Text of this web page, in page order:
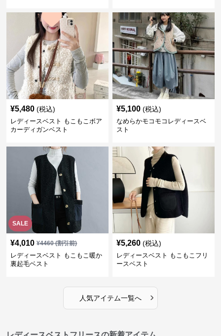
¥5,480 (税込)
レディースベスト もこもこボア
カーディガンベスト
¥5,100 (税込)
なめらかモコモコレディースベ
スト
SALE
¥4,010 ¥4460(割引前)
レディースベスト もこもこ暖か
裏起毛ベスト
¥5,260 (税込)
レディースベスト もこもこフリ
ースベスト
人気アイテム一覧へ ›